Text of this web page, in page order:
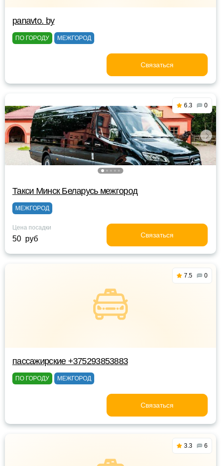
panavto. by
ПО ГОРОДУ МЕЖГОРОД
Связаться
6.3 0
Такси Минск Беларусь межгород
МЕЖГОРОД
Цена посадки
50 руб Связаться
7.5 0
пассажирские +375293853883
ПО ГОРОДУ МЕЖГОРОД
Связаться
3.3 6